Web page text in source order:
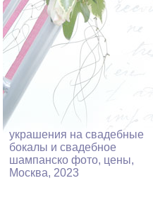
украшения на свадебные
бокалы и свадебное
шампанско фото, цены,
Москва, 2023